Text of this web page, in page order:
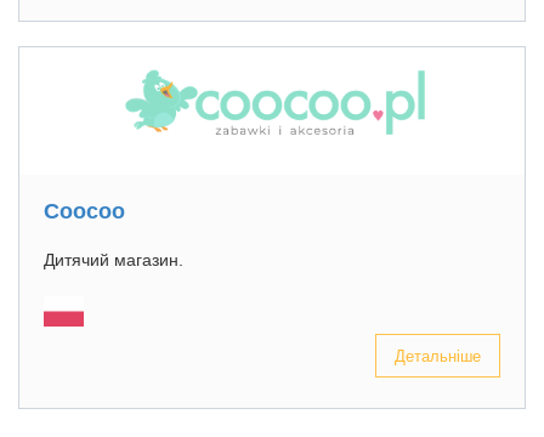
Coocoo
Дитячий магазин.
Детальніше